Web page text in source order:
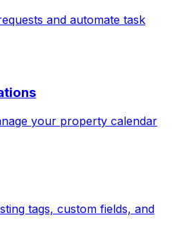
and automate task
your property calendar
tags, custom fields, and